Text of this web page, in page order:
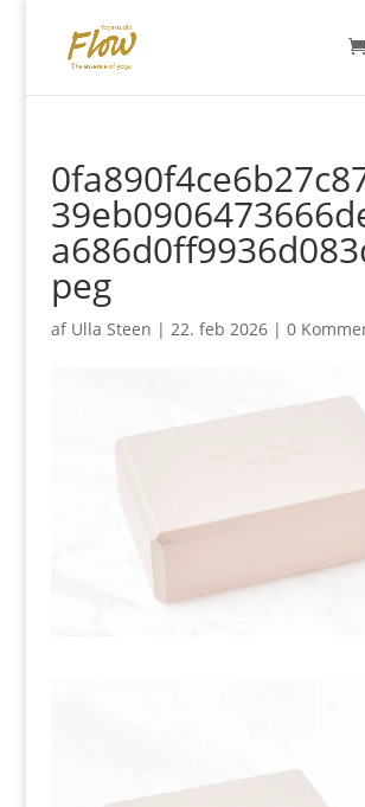
peg
af Ulla Steen | 22. feb 2026| 0